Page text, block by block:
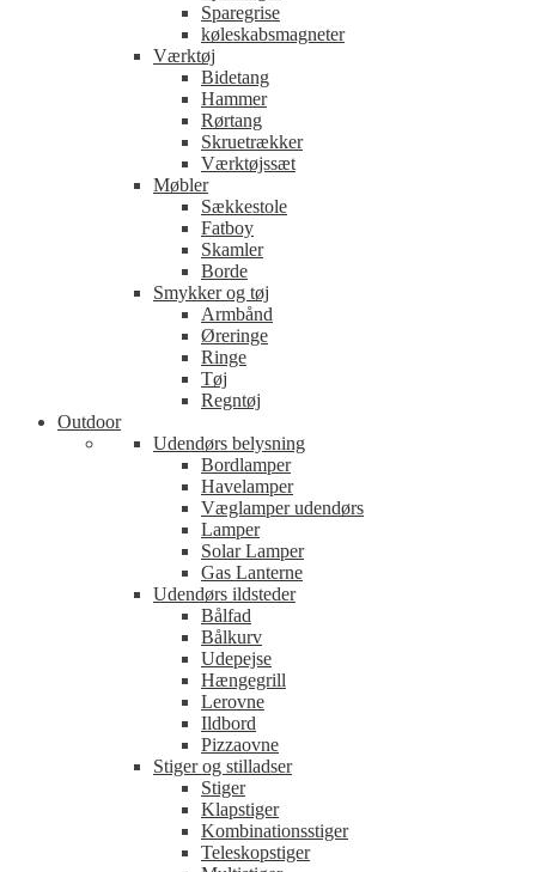
Sparegrise
køleskabsmagneter
Værktøj
Bidetang
Hammer
Rørtang
Skruetrækker
Værktøjssæt
Møbler
Sækkestole
Fatboy
Skamler
Borde
Smykker og tøj
Armbånd
Øreringe
Ringe
Tøj
Regntøj
Outdoor
Udendørs belysning
Bordlamper
Havelamper
Væglamper udendørs
Lamper
Solar Lamper
Gas Lanterne
Udendørs ildsteder
Bålfad
Bålkurv
Udepejse
Hængegrill
Lerovne
Ildbord
Pizzaovne
Stiger og stilladser
Stiger
Klapstiger
Kombinationsstiger
Teleskopstiger